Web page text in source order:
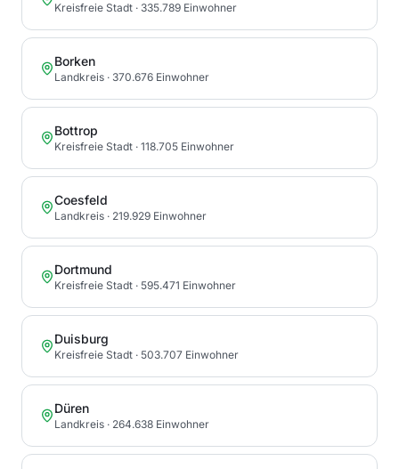
Kreisfreie Stadt · 335.789 Einwohner
Borken
Landkreis · 370.676 Einwohner
Bottrop
Kreisfreie Stadt · 118.705 Einwohner
Coesfeld
Landkreis · 219.929 Einwohner
Dortmund
Kreisfreie Stadt · 595.471 Einwohner
Duisburg
Kreisfreie Stadt · 503.707 Einwohner
Düren
Landkreis · 264.638 Einwohner